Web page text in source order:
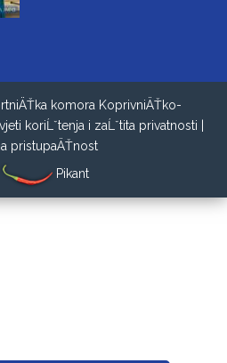
komora KoprivniÄŤko-
koriĹˇtenja i zaĹˇtita privatnosti
pristupaÄŤnost
Pikant